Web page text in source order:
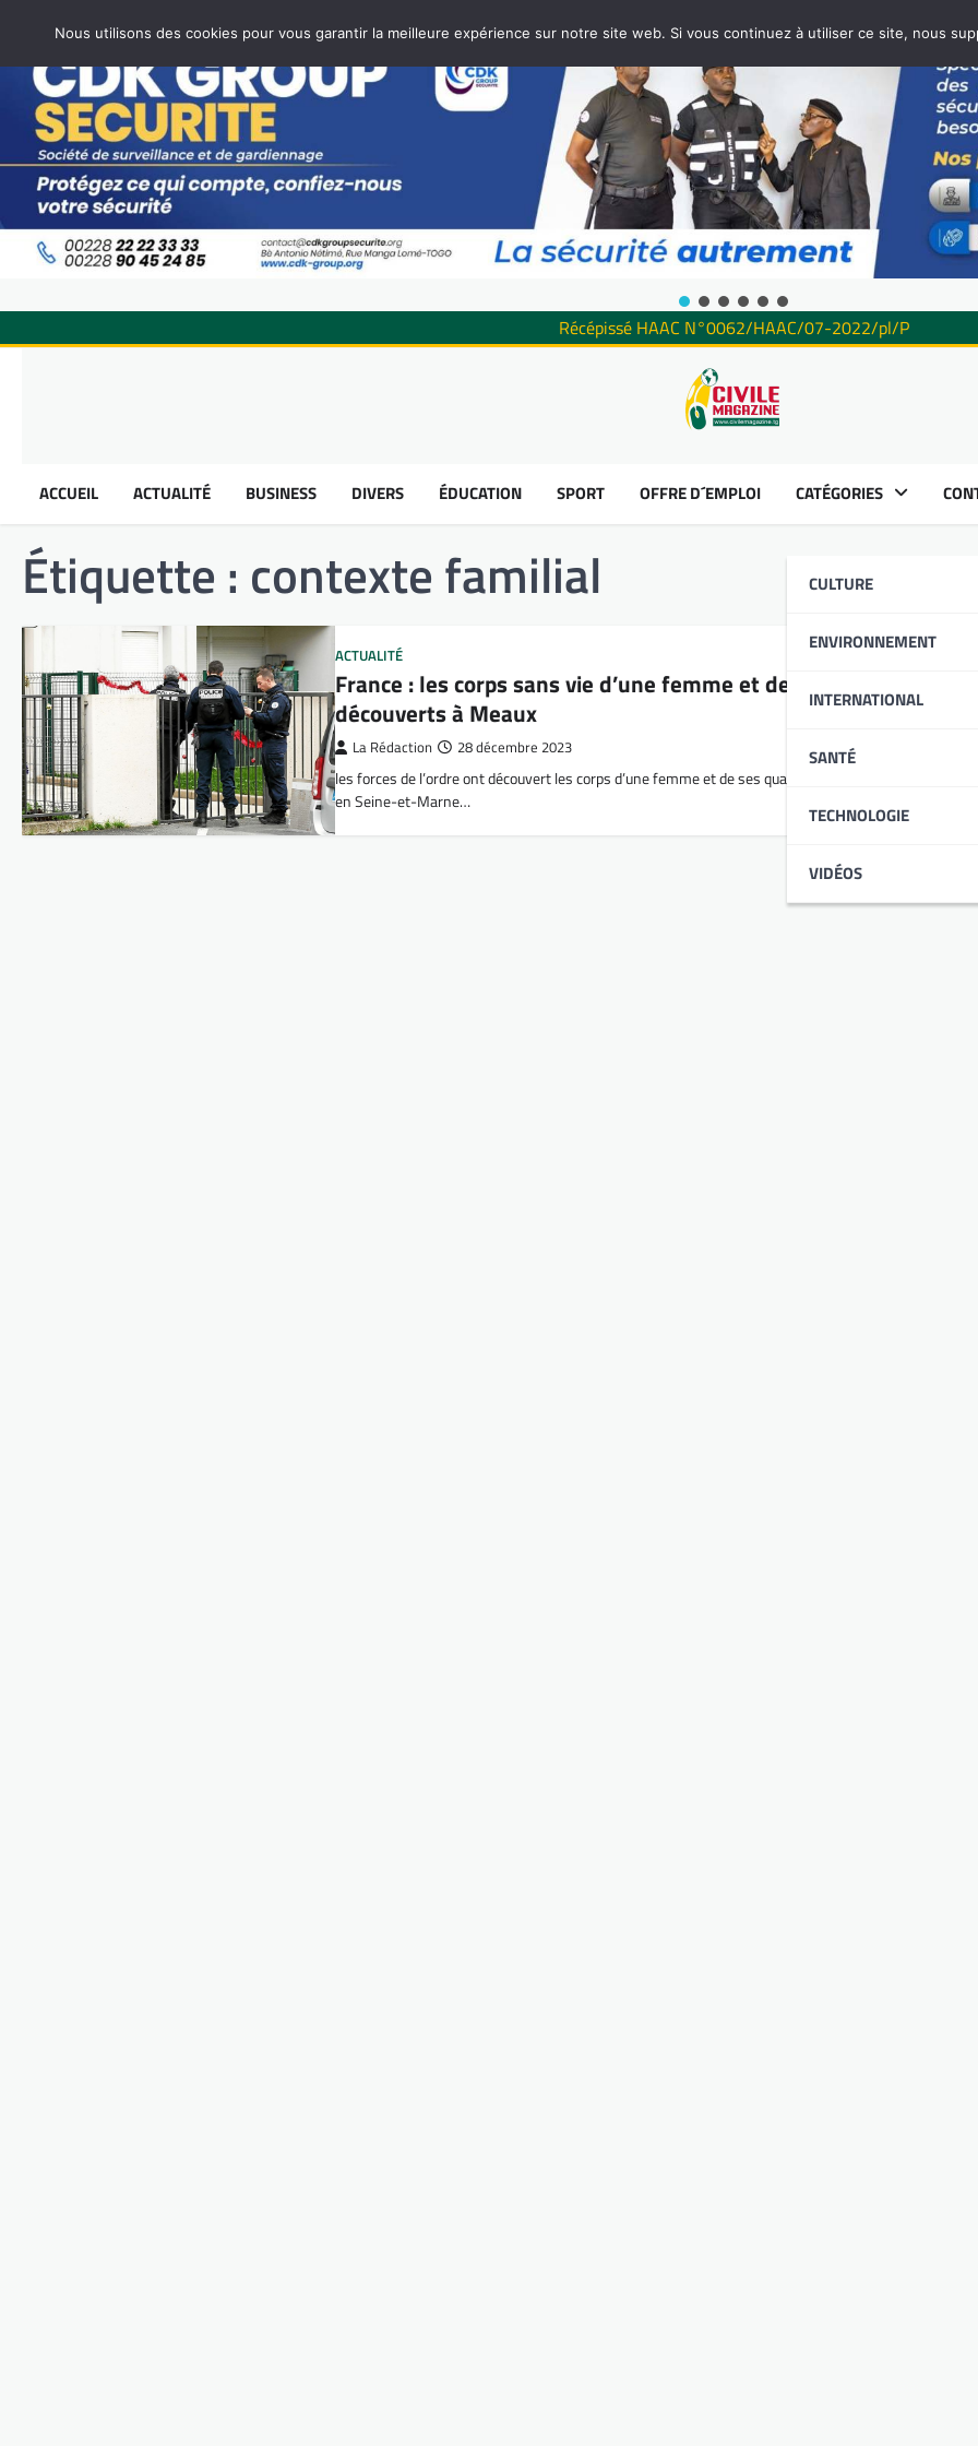
Récépissé HAAC N°0062/HAAC/07-2022/pl/P
ACCUEIL ACTUALITÉ BUSINESS DIVERS ÉDUCATION SPORT OFFRE D´EMPLOI CATÉGORIES
CULTURE
ENVIRONNEMENT
INTERNATIONAL
SANTÉ
TECHNOLOGIE
VIDÉOS
Étiquette : contexte familial
ACTUALITÉ
France : les corps sans vie d’une femme et de ses quatre
découverts à Meaux
La Rédaction 28 décembre 2023
les forces de l’ordre ont découvert les corps d’une femme et de ses quatre enfants à leur domicile de
en Seine-et-Marne…
Nous utilisons des cookies pour vous garantir la meilleure expérience sur notre site web. Si vous continuez à utiliser ce site, nous